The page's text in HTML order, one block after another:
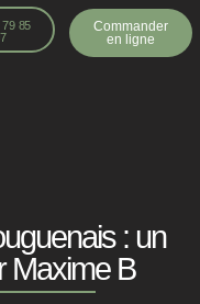
85
Commander
en ligne
: un
Maxime B